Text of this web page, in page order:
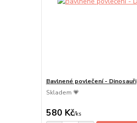
Bavlnené povlečení - Dinosauři
Skladem 💗
580 Kč/ks